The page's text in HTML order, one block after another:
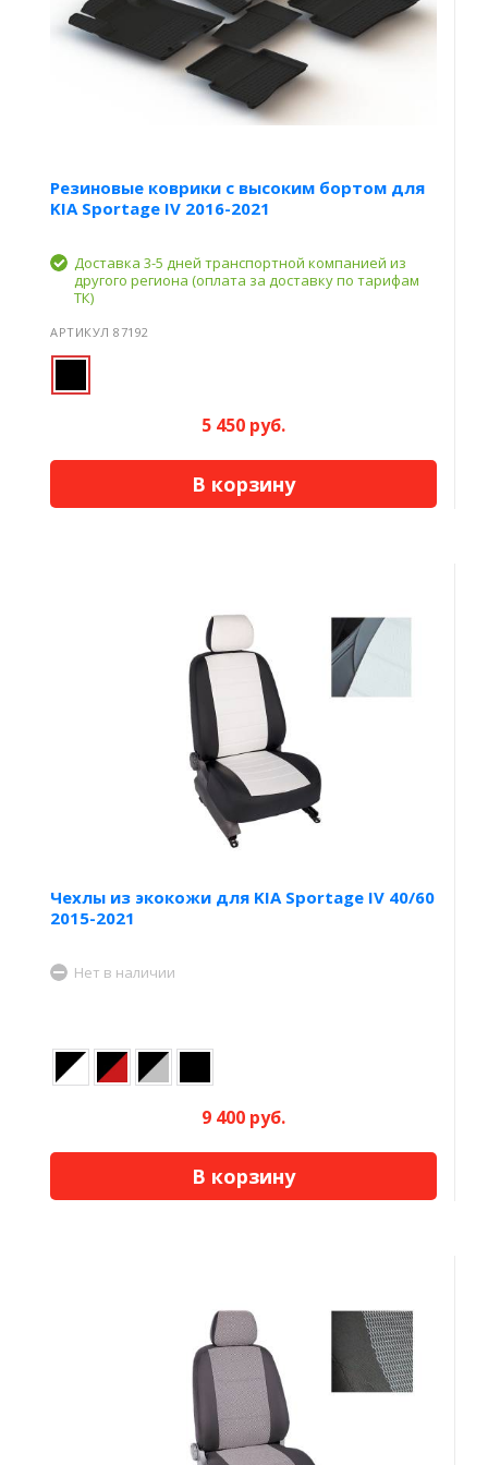
Резиновые коврики с высоким бортом для
KIA Sportage IV 2016-2021
Доставка 3-5 дней транспортной компанией из
другого региона (оплата за доставку по тарифам
ТК)
АРТИКУЛ 87192
5 450 руб.
В корзину
Чехлы из экокожи для KIA Sportage IV 40/60
2015-2021
Нет в наличии
9 400 руб.
В корзину